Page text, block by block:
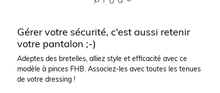
Gérer votre sécurité, c'est aussi retenir
votre pantalon ;-)
Adeptes des bretelles, alliez style et efficacité avec ce
modèle à pinces FHB. Associez-les avec toutes les tenues
de votre dressing !